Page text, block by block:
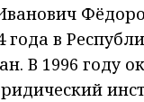
года в
В 1996 году